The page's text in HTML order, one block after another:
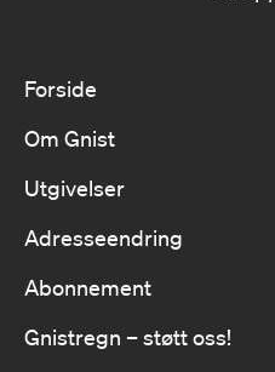
Forside
Om Gnist
Utgivelser
Adresseendring
Abonnement
Gnistregn – støtt oss!